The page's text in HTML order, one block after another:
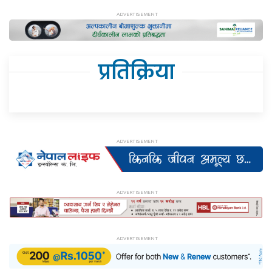
प्रतिक्रिया